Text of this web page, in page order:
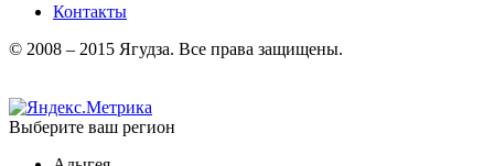
Контакты
© 2008 – 2015 Ягудза. Все права защищены.
Выберите ваш регион